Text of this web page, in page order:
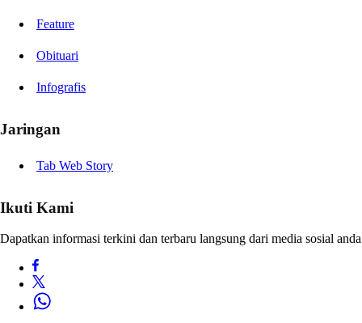
Feature
Obituari
Infografis
Jaringan
Tab Web Story
Ikuti Kami
Dapatkan informasi terkini dan terbaru langsung dari media sosial anda